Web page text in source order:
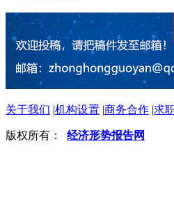
关于我们 |机构设置 |商务合作 |求
版权所有： 经济形势报告网